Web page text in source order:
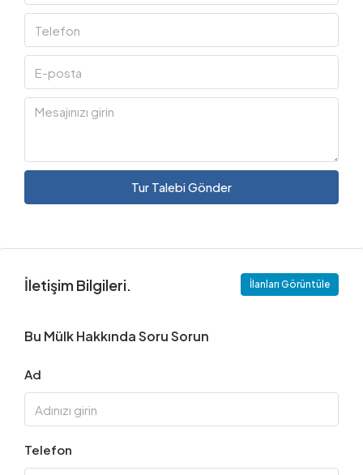
Tur Talebi Gönder
İletişim Bilgileri. İlanları Görüntüle
Bu Mülk Hakkında Soru Sorun
Ad
Telefon